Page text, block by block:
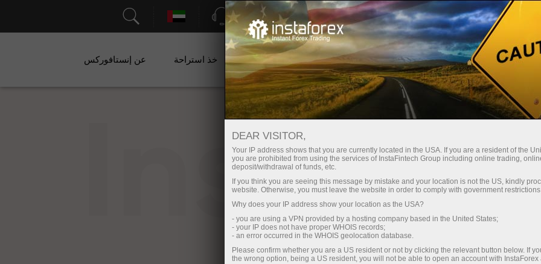
الدعم فتح الحساب الفوري منصة التداول
للمبتدئين للمستثمرين للشركاء الحملات خذ استراحة عن إنستافوركس
DEAR VISITOR,
Your IP address shows that you are currently located in the USA. If you are a resident of the
you are prohibited from using the services of InstaFintech Group including online trading,
deposit/withdrawal of funds, etc.
If you think you are seeing this message by mistake and your location is not the US, kindly
website. Otherwise, you must leave the website in order to comply with government
Why does your IP address show your location as the USA?
- you are using a VPN provided by a hosting company based in the United States;
- your IP does not have proper WHOIS records;
- an error occurred in the WHOIS geolocation database.
Please confirm whether you are a US resident or not by clicking the relevant button below. If
the wrong option, being a US resident, you will not be able to open an account with InstaForex